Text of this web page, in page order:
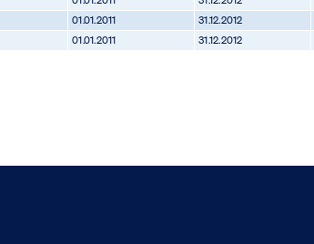
01.01.2011 31.12.2012
01.01.2011 31.12.2012